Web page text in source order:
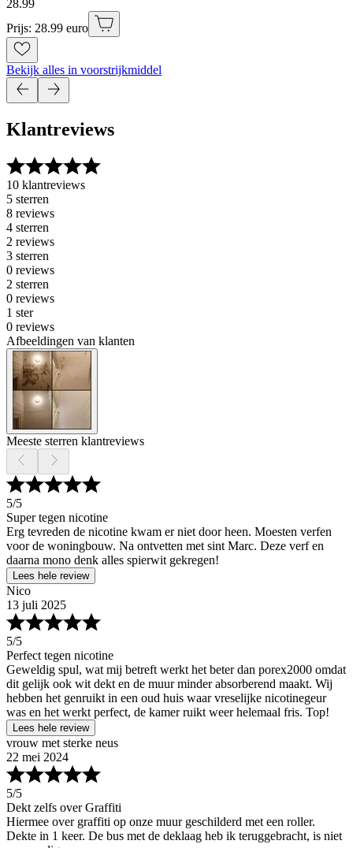
28.99
Prijs: 28.99 euro
Bekijk alles in voorstrijkmiddel
Klantreviews
10 klantreviews
5 sterren
8 reviews
4 sterren
2 reviews
3 sterren
0 reviews
2 sterren
0 reviews
1 ster
0 reviews
Afbeeldingen van klanten
Meeste sterren klantreviews
5/5
Super tegen nicotine
Erg tevreden de nicotine kwam er niet door heen. Moesten verfen
voor de woningbouw. Na ontvetten met sint Marc. Deze verf en
daarna mono denk alles spierwit gekregen!
Lees hele review
Nico
13 juli 2025
5/5
Perfect tegen nicotine
Geweldig spul, wat mij betreft werkt het beter dan porex2000 omdat
dit gelijk ook wit dekt en de muur minder absorberend maakt. Wij
hebben het genruikt in een oud huis waar vreselijke nicotinegeur
was en het werkt perfect, de kamer ruikt weer helemaal fris. Top!
Lees hele review
vrouw met sterke neus
22 mei 2024
5/5
Dekt zelfs over Graffiti
Hiermee over graffiti op onze muur geschilderd met een roller.
Dekte in 1 keer. De bus met de deklaag heb ik teruggebracht, is niet